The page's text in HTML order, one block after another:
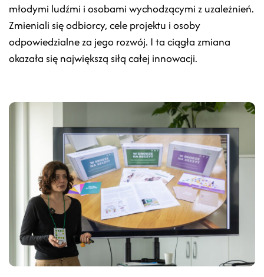
młodymi ludźmi i osobami wychodzącymi z uzależnień.
Zmieniali się odbiorcy, cele projektu i osoby
odpowiedzialne za jego rozwój. I ta ciągła zmiana
okazała się największą siłą całej innowacji.